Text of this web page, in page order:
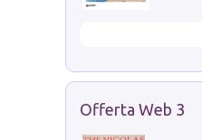
Offerta Web 3